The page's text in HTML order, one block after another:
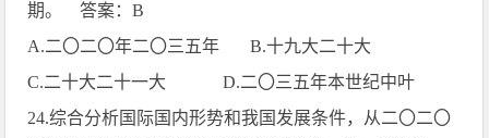
期。 答案：B
A.二〇二〇年二〇三五年 B.十九大二十大
C.二十大二十一大 D.二〇三五年本世纪中叶
24.综合分析国际国内形势和我国发展条件，从二〇二〇